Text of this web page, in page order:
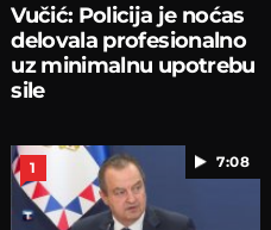
Vučić: Policija je noćas
delovala profesionalno
uz minimalnu upotrebu
sile
7:08
1